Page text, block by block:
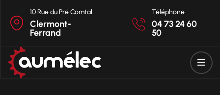
10 Rue du Pré Comtal
Clermont-
Ferrand
Téléphone
04 73 24 60
50